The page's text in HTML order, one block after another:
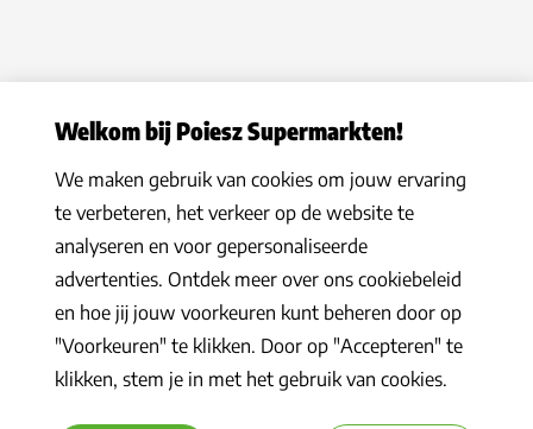
Privacy statement|Algemene voorwaarden |Hoe werkt het |
Veelgestelde vragen|Cookies
© 2026 Poiesz Supermarkten B.V. Alle rechten voorbehouden
Welkom bij Poiesz Supermarkten!
We maken gebruik van cookies om jouw ervaring
te verbeteren, het verkeer op de website te
analyseren en voor gepersonaliseerde
advertenties. Ontdek meer over ons cookiebeleid
en hoe jij jouw voorkeuren kunt beheren door op
"Voorkeuren" te klikken. Door op "Accepteren" te
klikken, stem je in met het gebruik van cookies.